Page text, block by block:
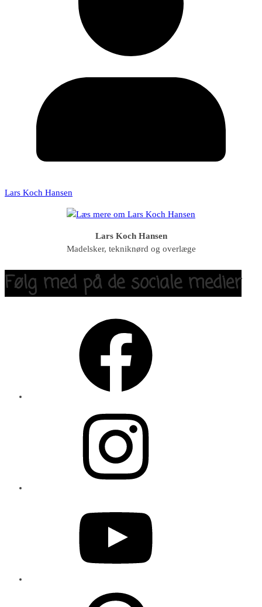
Lars Koch Hansen
Lars Koch Hansen
Madelsker, tekniknørd og overlæge
Følg med på de sociale medier